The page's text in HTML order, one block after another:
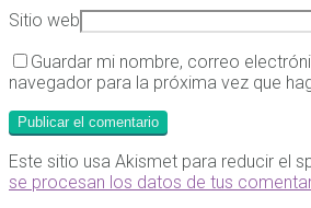
Sitio web
Guardar mi nombre, correo
navegador para la próxima vez que
Este sitio usa Akismet para reducir el
se procesan los datos de tus